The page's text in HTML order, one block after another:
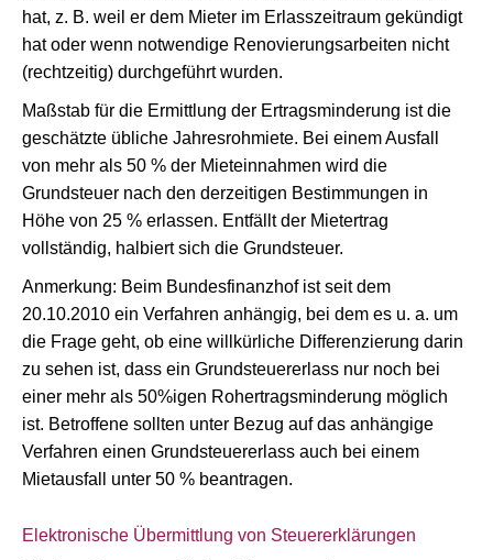
hat, z. B. weil er dem Mieter im Erlasszeitraum gekündigt
hat oder wenn notwendige Renovierungsarbeiten nicht
(rechtzeitig) durchgeführt wurden.
Maßstab für die Ermittlung der Ertragsminderung ist die
geschätzte übliche Jahresrohmiete. Bei einem Ausfall
von mehr als 50 % der Mieteinnahmen wird die
Grundsteuer nach den derzeitigen Bestimmungen in
Höhe von 25 % erlassen. Entfällt der Mietertrag
vollständig, halbiert sich die Grundsteuer.
Anmerkung: Beim Bundesfinanzhof ist seit dem
20.10.2010 ein Verfahren anhängig, bei dem es u. a. um
die Frage geht, ob eine willkürliche Differenzierung darin
zu sehen ist, dass ein Grundsteuererlass nur noch bei
einer mehr als 50%igen Rohertragsminderung möglich
ist. Betroffene sollten unter Bezug auf das anhängige
Verfahren einen Grundsteuererlass auch bei einem
Mietausfall unter 50 % beantragen.
Elektronische Übermittlung von Steuererklärungen